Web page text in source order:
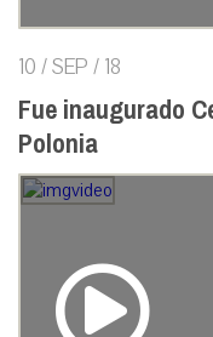
10 / SEP / 18
Fue inaugurado
Polonia